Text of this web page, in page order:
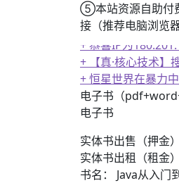
⑤本站资源自助付
接（推荐电脑浏览
+ 恭喜IP为
+ 【真·核心技术】
+ 恒星世界在暴力
+ 恭喜IP为
电子书（
电子书
实体书出售（押金
实体书出租（租金
书名： Java从入门